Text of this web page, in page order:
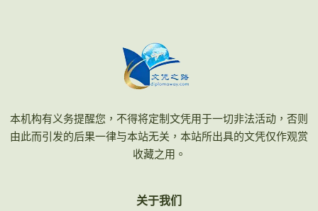
本机构有义务提醒您，不得将定制文凭用于一切非法活动，否则
由此而引发的后果一律与本站无关，本站所出具的文凭仅作观赏
收藏之用。
关于我们